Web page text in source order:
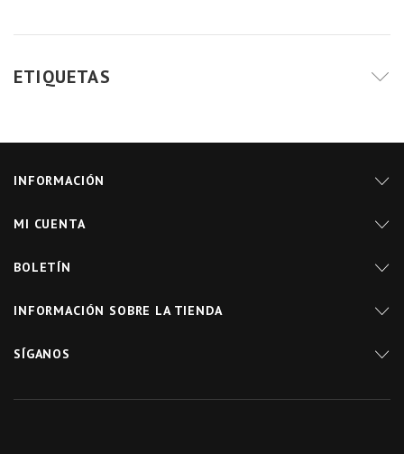
ETIQUETAS
INFORMACIÓN
MI CUENTA
BOLETÍN
INFORMACIÓN SOBRE LA TIENDA
SÍGANOS